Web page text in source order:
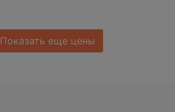
Показать еще цены